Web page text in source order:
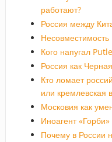
работают?
Россия между
Несовместимость
Кого напугал
Россия как
Кто ломает
или кремлевская
Московия как
Иноагент «Горби»
Почему в России